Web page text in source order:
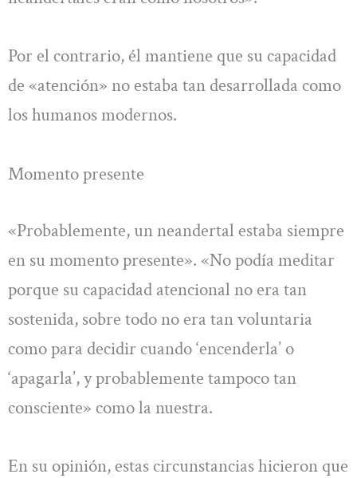
Por el contrario, él mantiene que su capacidad
de «atención» no estaba tan desarrollada como
los humanos modernos.
Momento presente
«Probablemente, un neandertal estaba siempre
en su momento presente». «No podía meditar
porque su capacidad atencional no era tan
sostenida, sobre todo no era tan voluntaria
como para decidir cuando ‘encenderla’ o
‘apagarla’, y probablemente tampoco tan
consciente» como la nuestra.
En su opinión, estas circunstancias hicieron que